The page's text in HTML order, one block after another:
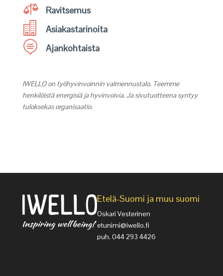
 Ravitsemus
 Asiakastarinoita
 Ajankohtaista
IWELLO on työhyvinvoinnin valmennustalo. Teemme
henkilöistä energisiä ja hyvinvoivia. Ja sivutuotteena syntyy
tuloksekas organisaatio.
Etelä-Suomi ja muu suomi
Oskari Vesterinen
etunimi@iwello.fi
puh. 044 293 4426